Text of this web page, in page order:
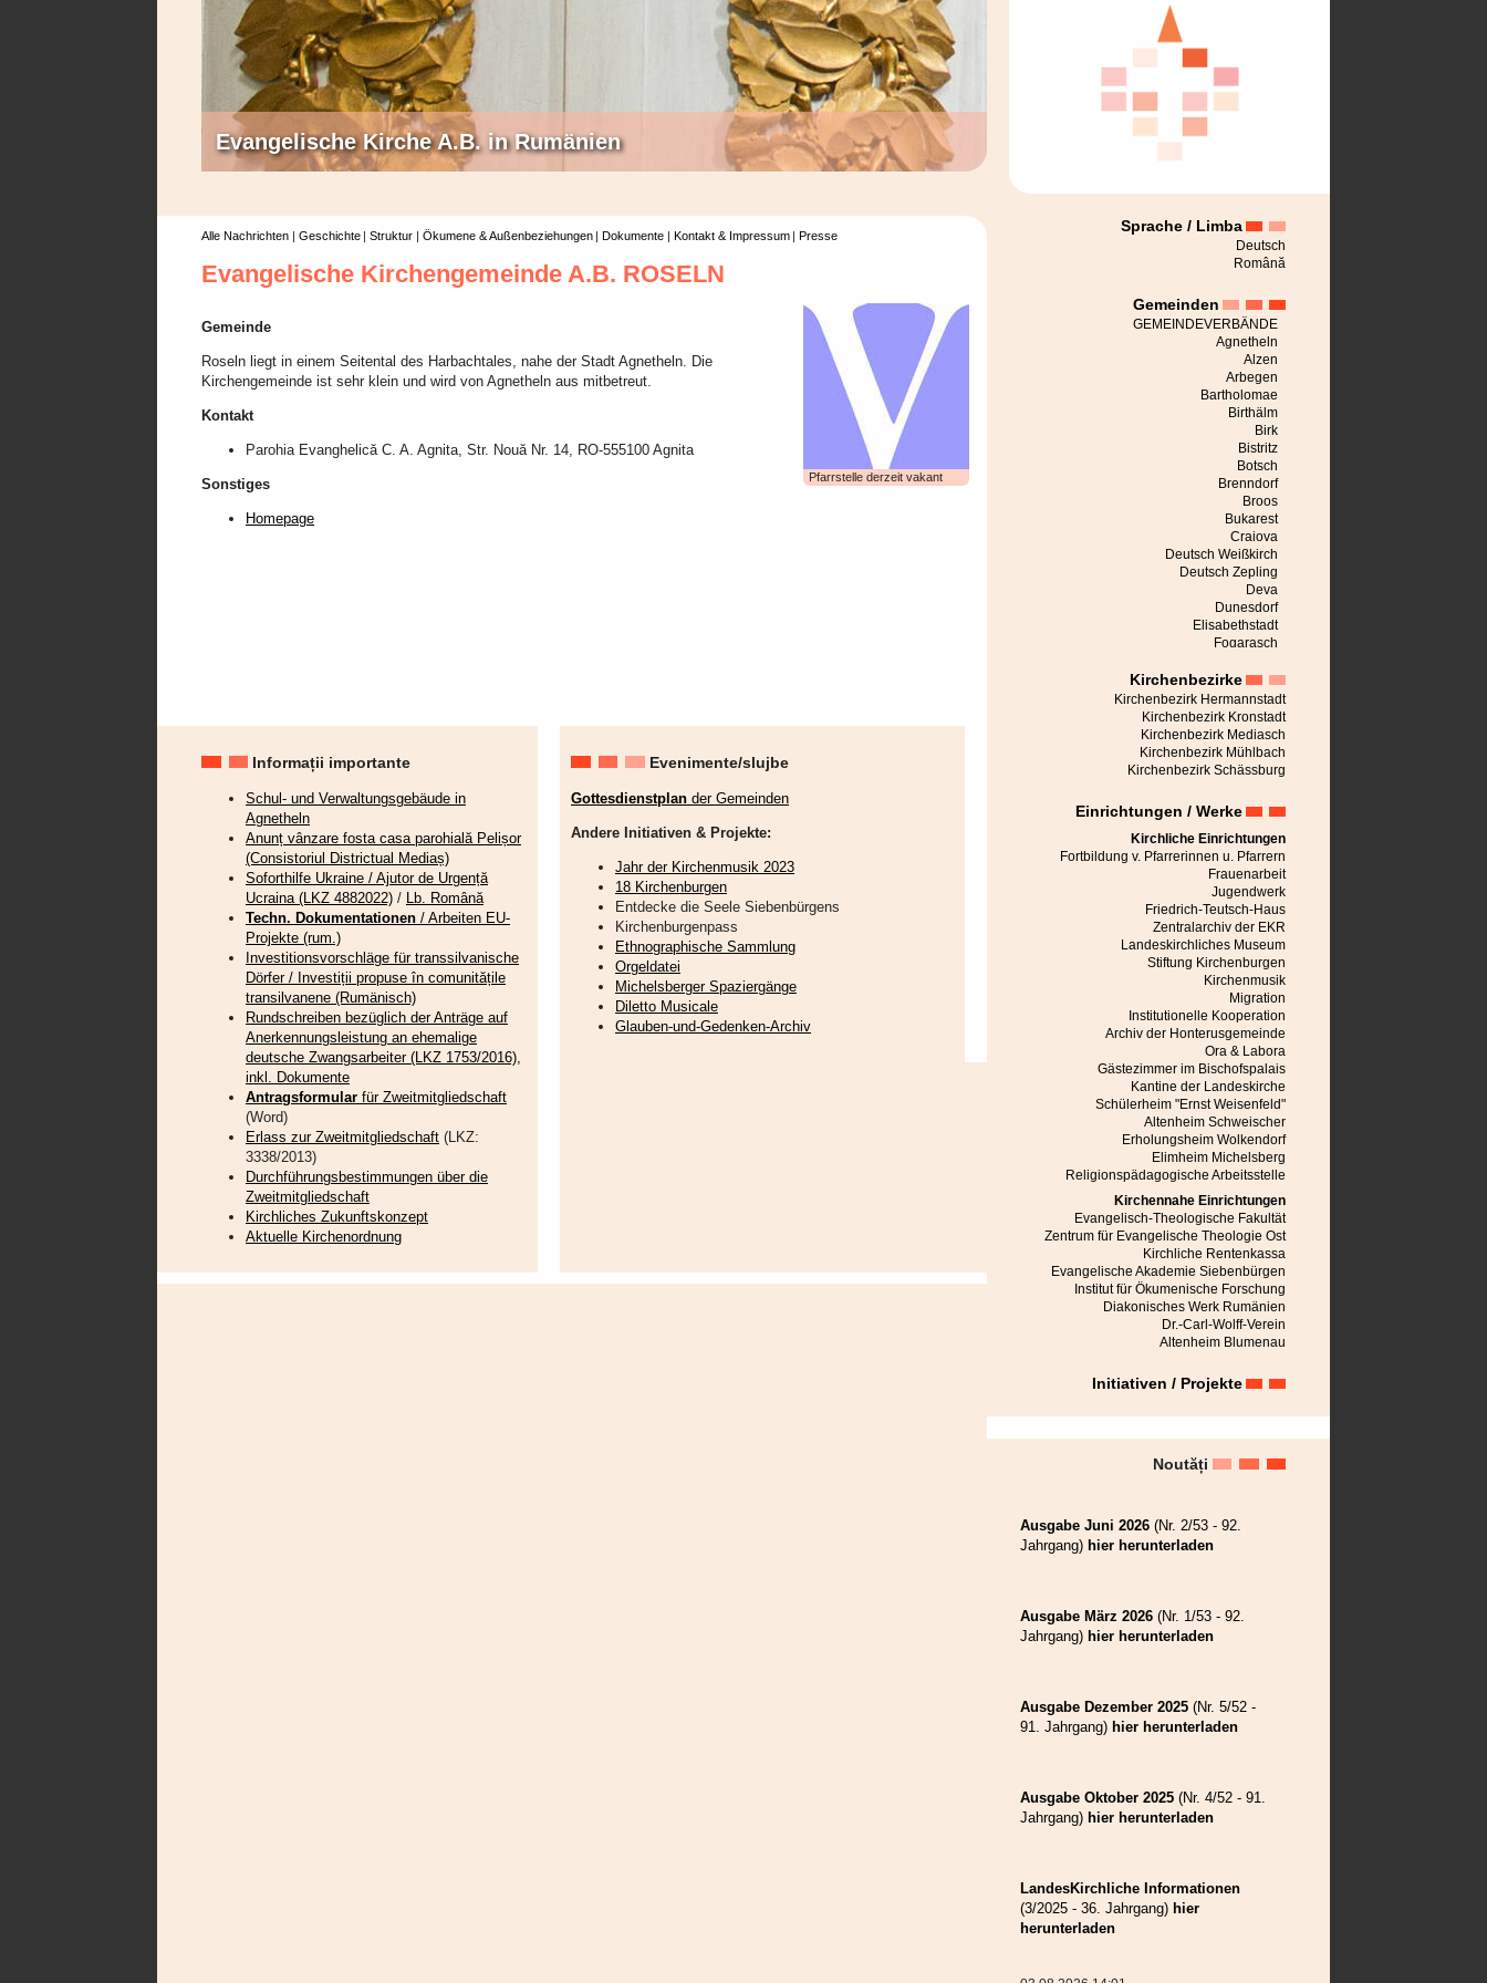
Evangelische Kirche A.B. in Rumänien
Alle Nachrichten Geschichte Struktur Ökumene & Außenbeziehungen Dokumente Kontakt & Impressum Presse
Evangelische Kirchengemeinde A.B. ROSELN
Pfarrstelle derzeit vakant
Gemeinde
Roseln liegt in einem Seitental des Harbachtales, nahe der Stadt Agnetheln. Die
Kirchengemeinde ist sehr klein und wird von Agnetheln aus mitbetreut.
Kontakt
Parohia Evanghelică C. A. Agnita, Str. Nouă Nr. 14, RO-555100 Agnita
Sonstiges
Homepage
Sprache / Limba
Deutsch
Română
Gemeinden
GEMEINDEVERBÄNDE
Agnetheln
Alzen
Arbegen
Bartholomae
Birthälm
Birk
Bistritz
Botsch
Brenndorf
Broos
Bukarest
Craiova
Deutsch Weißkirch
Deutsch Zepling
Deva
Dunesdorf
Elisabethstadt
Fogarasch
Großalisch
Großau
Großpold
Großschenk
Großscheuern
Heldsdorf
Hermannstadt
Honigberg
Jaad
Karlsburg
Keisd
Kerz
Kirchberg
Kronstadt
Leblang
Malmkrog
Marienburg bei Schässburg
Mediasch
Michelsberg
Mühlbach
Neppendorf
Neudorf bei Schässburg
Neustadt im Burzenland
Niedereidisch
Nußbach
Obereidisch
Petersberg
Petersdorf bei Mühlbach
Râmnicu Vâlcea
Rauthal
Reps
Reschitz
Reussen
Reussmarkt
Roseln
Rosenau
Schässburg
Seiburg
Semlak
Tartlau
Urwegen
Weidenbach
Zeiden
Kirchenbezirke
Kirchenbezirk Hermannstadt
Kirchenbezirk Kronstadt
Kirchenbezirk Mediasch
Kirchenbezirk Mühlbach
Kirchenbezirk Schässburg
Einrichtungen / Werke
Kirchliche Einrichtungen
Fortbildung v. Pfarrerinnen u. Pfarrern
Frauenarbeit
Jugendwerk
Friedrich-Teutsch-Haus
Zentralarchiv der EKR
Landeskirchliches Museum
Stiftung Kirchenburgen
Kirchenmusik
Migration
Institutionelle Kooperation
Archiv der Honterusgemeinde
Ora & Labora
Gästezimmer im Bischofspalais
Kantine der Landeskirche
Schülerheim "Ernst Weisenfeld"
Altenheim Schweischer
Erholungsheim Wolkendorf
Elimheim Michelsberg
Religionspädagogische Arbeitsstelle
Kirchennahe Einrichtungen
Evangelisch-Theologische Fakultät
Zentrum für Evangelische Theologie Ost
Kirchliche Rentenkassa
Evangelische Akademie Siebenbürgen
Institut für Ökumenische Forschung
Diakonisches Werk Rumänien
Dr.-Carl-Wolff-Verein
Altenheim Blumenau
Initiativen / Projekte
Noutăți
Ausgabe Juni 2026 (Nr. 2/53 - 92.
Jahrgang) hier herunterladen
Ausgabe März 2026 (Nr. 1/53 - 92.
Jahrgang) hier herunterladen
Ausgabe Dezember 2025 (Nr. 5/52 -
91. Jahrgang) hier herunterladen
Ausgabe Oktober 2025 (Nr. 4/52 - 91.
Jahrgang) hier herunterladen
LandesKirchliche Informationen
(3/2025 - 36. Jahrgang) hier
herunterladen
Informații importante
Schul- und Verwaltungsgebäude in
Agnetheln
Anunț vânzare fosta casa parohială Pelișor
(Consistoriul Districtual Mediaș)
Soforthilfe Ukraine / Ajutor de Urgență
Ucraina (LKZ 4882022) / Lb. Română
Techn. Dokumentationen / Arbeiten EU-
Projekte (rum.)
Investitionsvorschläge für transsilvanische
Dörfer / Investiții propuse în comunitățile
transilvanene (Rumänisch)
Rundschreiben bezüglich der Anträge auf
Anerkennungsleistung an ehemalige
deutsche Zwangsarbeiter (LKZ 1753/2016),
inkl. Dokumente
Antragsformular für Zweitmitgliedschaft
(Word)
Erlass zur Zweitmitgliedschaft (LKZ:
3338/2013)
Durchführungsbestimmungen über die
Zweitmitgliedschaft
Kirchliches Zukunftskonzept
Aktuelle Kirchenordnung
Evenimente/slujbe
Gottesdienstplan der Gemeinden
Andere Initiativen & Projekte:
Jahr der Kirchenmusik 2023
18 Kirchenburgen
Entdecke die Seele Siebenbürgens
Kirchenburgenpass
Ethnographische Sammlung
Orgeldatei
Michelsberger Spaziergänge
Diletto Musicale
Glauben-und-Gedenken-Archiv